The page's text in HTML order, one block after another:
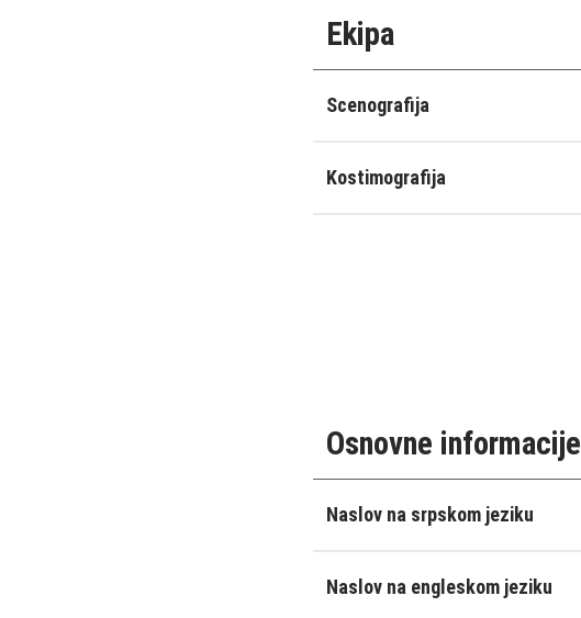
Ekipa
Scenografija
Kostimografija
Osnovne informacije
Naslov na srpskom jeziku
Naslov na engleskom jeziku